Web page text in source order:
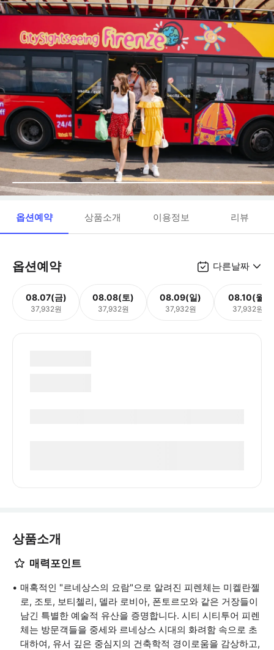
옵션예약 상품소개 이용정보 리뷰
옵션예약 다른날짜
08.07(금)
37,932원
08.08(토)
37,932원
08.09(일)
37,932원
08.10(월)
37,932원
상품소개
매력포인트
매혹적인 "르네상스의 요람"으로 알려진 피렌체는 미켈란젤
로, 조토, 보티첼리, 델라 로비아, 폰토르모와 같은 거장들이
남긴 특별한 예술적 유산을 증명합니다. 시티 시티투어 피렌
체는 방문객들을 중세와 르네상스 시대의 화려함 속으로 초
대하여, 유서 깊은 중심지의 건축학적 경이로움을 감상하고,